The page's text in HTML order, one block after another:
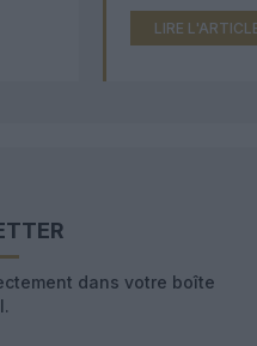
LIRE
dans votre boîte